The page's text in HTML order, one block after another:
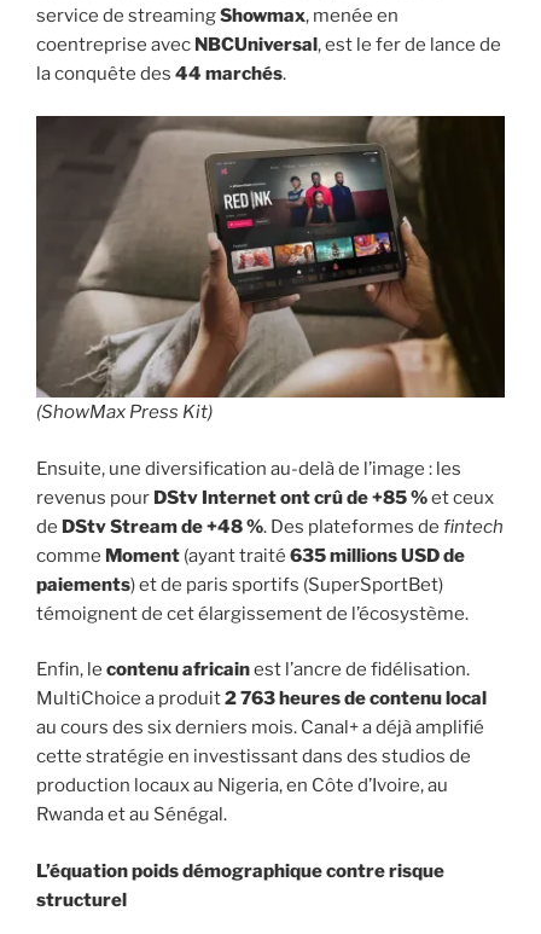
service de streamingShowmax, menée en
coentreprise avec NBCUniversal , est le fer de lance de
la conquête des 44 marchés.
(ShowMax Press Kit)
Ensuite, une diversification au-delà de l’image : les
revenus pour DStv Internet ont crû de +85 %et ceux
de DStv Stream de +48 %. Des plateformes de fintech
comme Moment (ayant traité 635 millions USD de
paiements) et de paris sportifs (SuperSportBet)
témoignent de cet élargissement de l’écosystème.
Enfin, le contenu africainest l’ancre de fidélisation.
MultiChoice a produit2 763 heures de contenu local
au cours des six derniers mois. Canal+ a déjà amplifié
cette stratégie en investissant dans des studios de
production locaux au Nigeria, en Côte d’Ivoire, au
Rwanda et au Sénégal.
L’équation poids démographique contre risque
structurel